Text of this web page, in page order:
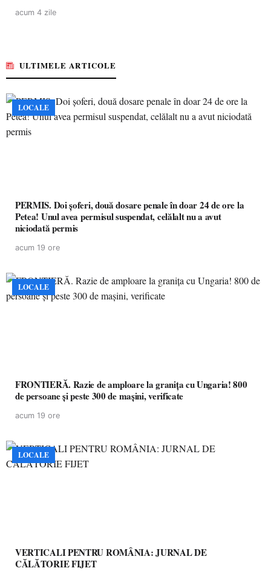
acum 4 zile
ULTIMELE ARTICOLE
LOCALE
PERMIS. Doi șoferi, două dosare penale în doar 24 de ore la
Petea! Unul avea permisul suspendat, celălalt nu a avut
niciodată permis
acum 19 ore
LOCALE
FRONTIERĂ. Razie de amploare la granița cu Ungaria! 800
de persoane și peste 300 de mașini, verificate
acum 19 ore
LOCALE
VERTICALI PENTRU ROMÂNIA: JURNAL DE
CĂLĂTORIE FIJET